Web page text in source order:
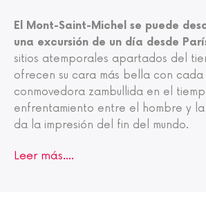
El Mont-Saint-Michel se puede
una excursión de un día desde
sitios atemporales apartados del
ofrecen su cara más bella con cada
conmovedora zambullida en el
enfrentamiento entre el hombre y
da la impresión del fin del mundo.
Leer más....